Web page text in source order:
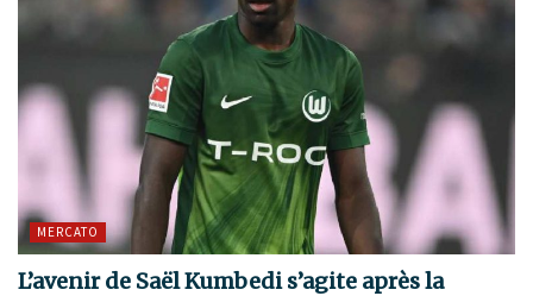
MERCATO
L’avenir de Saël Kumbedi s’agite après la